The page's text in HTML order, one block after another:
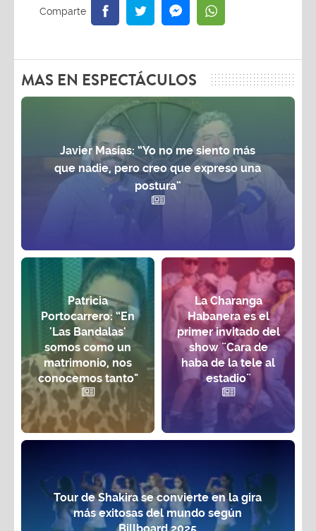
MAS EN ESPECTÁCULOS
Javier Masías: “Yo no me siento más
que nadie, pero creo que expreso una
postura”
Patricia
Portocarrero: “En
'Las Bandalas'
somos como un
matrimonio, nos
conocemos tanto"
La Charanga
Habanera es el
primer invitado del
show ¨Cara de
haba de la tele al
estadio¨
Tour de Shakira se convierte en la gira
más exitosas del mundo según